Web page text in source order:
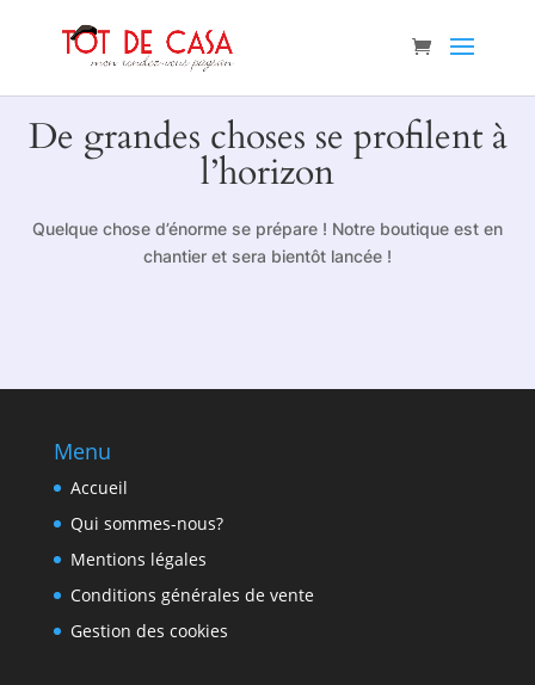
De grandes choses se profilent à
l’horizon
Quelque chose d’énorme se prépare ! Notre boutique est en
chantier et sera bientôt lancée !
Menu
Accueil
Qui sommes-nous?
Mentions légales
Conditions générales de vente
Gestion des cookies